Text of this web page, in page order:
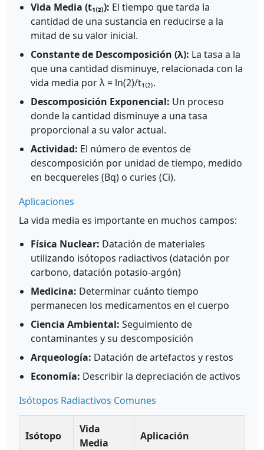
Vida Media (t₁₍₂₎): El tiempo que tarda la
cantidad de una sustancia en reducirse a la
mitad de su valor inicial.
Constante de Descomposición (λ): La tasa a la
que una cantidad disminuye, relacionada con la
vida media por λ = ln(2)/t₁₍₂₎.
Descomposición Exponencial: Un proceso
donde la cantidad disminuye a una tasa
proporcional a su valor actual.
Actividad: El número de eventos de
descomposición por unidad de tiempo, medido
en becquereles (Bq) o curies (Ci).
Aplicaciones
La vida media es importante en muchos campos:
Física Nuclear: Datación de materiales
utilizando isótopos radiactivos (datación por
carbono, datación potasio-argón)
Medicina: Determinar cuánto tiempo
permanecen los medicamentos en el cuerpo
Ciencia Ambiental: Seguimiento de
contaminantes y su descomposición
Arqueología: Datación de artefactos y restos
Economía: Describir la depreciación de activos
Isótopos Radiactivos Comunes
Isótopo
Vida
Media
Aplicación